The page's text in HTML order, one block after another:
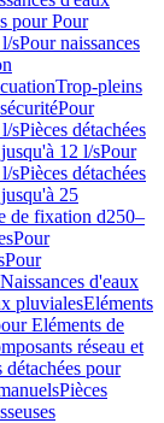
pour Pour
sPour naissances
Trop-pleins
Pour
sPièces détachées
12 l/sPour
sPièces détachées
25
de fixation d250–
Pour
Pour
Naissances d'eaux
pluvialesEléments
Eléments de
réseau et
détachées pour
Pièces